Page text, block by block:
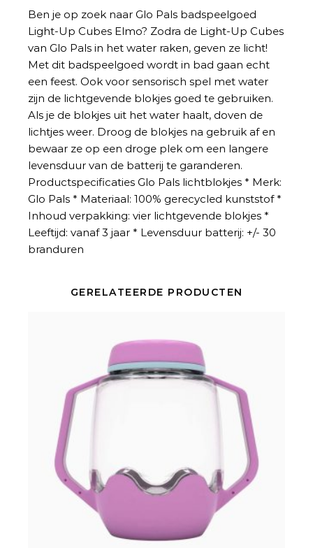
Ben je op zoek naar Glo Pals badspeelgoed
Light-Up Cubes Elmo? Zodra de Light-Up Cubes
van Glo Pals in het water raken, geven ze licht!
Met dit badspeelgoed wordt in bad gaan echt
een feest. Ook voor sensorisch spel met water
zijn de lichtgevende blokjes goed te gebruiken.
Als je de blokjes uit het water haalt, doven de
lichtjes weer. Droog de blokjes na gebruik af en
bewaar ze op een droge plek om een langere
levensduur van de batterij te garanderen.
Productspecificaties Glo Pals lichtblokjes * Merk:
Glo Pals * Materiaal: 100% gerecycled kunststof *
Inhoud verpakking: vier lichtgevende blokjes *
Leeftijd: vanaf 3 jaar * Levensduur batterij: +/- 30
branduren
GERELATEERDE PRODUCTEN